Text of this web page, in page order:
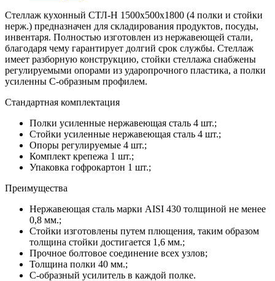
Стеллаж кухонный СТЛ-Н 1500х500х1800 (4 полки и стойки
нерж.) предназначен для складирования продуктов, посуды,
инвентаря. Полностью изготовлен из нержавеющей стали,
благодаря чему гарантирует долгий срок службы. Стеллаж
имеет разборную конструкцию, стойки стеллажа снабжены
регулируемыми опорами из ударопрочного пластика, а полки
усиленны С-образным профилем.
Стандартная комплектация
Полки усиленные нержавеющая сталь 4 шт.;
Стойки усиленные нержавеющая сталь 4 шт.;
Опоры регулируемые 4 шт.;
Комплект крепежа 1 шт.;
Упаковка гофрокартон 1 шт.;
Преимущества
Нержавеющая сталь марки AISI 430 толщиной не менее
0,8 мм.;
Стойки изготовлены путем плющения, таким образом
толщина стойки достигается 1,6 мм.;
Прочное болтовое соединение всех узлов;
Толщина полки 40 мм.;
С-образный усилитель в каждой полке.